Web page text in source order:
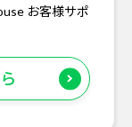
お客様サポ